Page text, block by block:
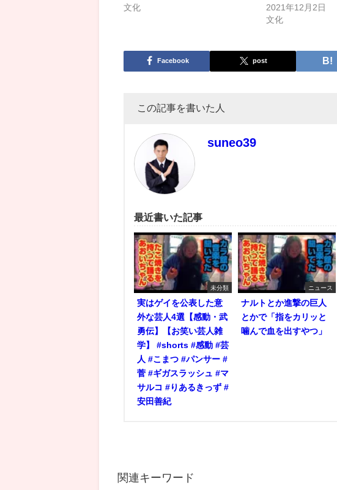
文化
2021年12月2日
文化
Facebook post
この記事を書いた人
suneo39
最近書いた記事
未分類
実はゲイを公表した意
外な芸人4選【感動・武
勇伝】【お笑い芸人雑
学】 #shorts #感動 #芸
人 #こまつ #パンサー #
菅 #ギガスラッシュ #マ
サルコ #りあるきっず #
安田善紀
ニュース
ナルトとか進撃の巨人
とかで「指をカリッと
噛んで血を出すやつ」
関連キーワード